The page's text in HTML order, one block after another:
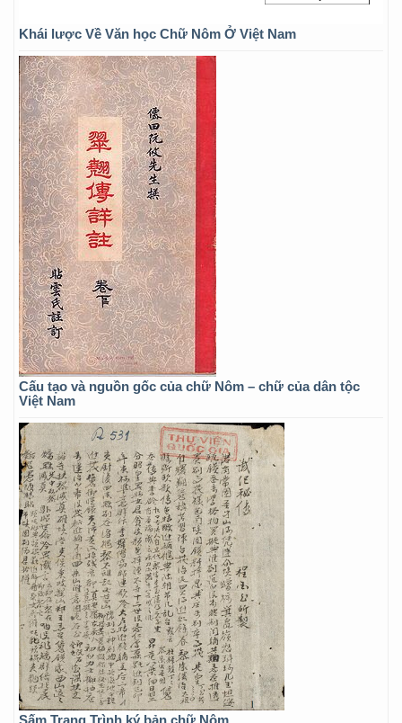
Khái lược Về Văn học Chữ Nôm Ở Việt Nam
Cấu tạo và nguồn gốc của chữ Nôm – chữ của dân tộc
Việt Nam